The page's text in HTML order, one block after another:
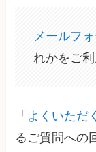
メールフ
れかをご利
「 よくいただ
るご質問への